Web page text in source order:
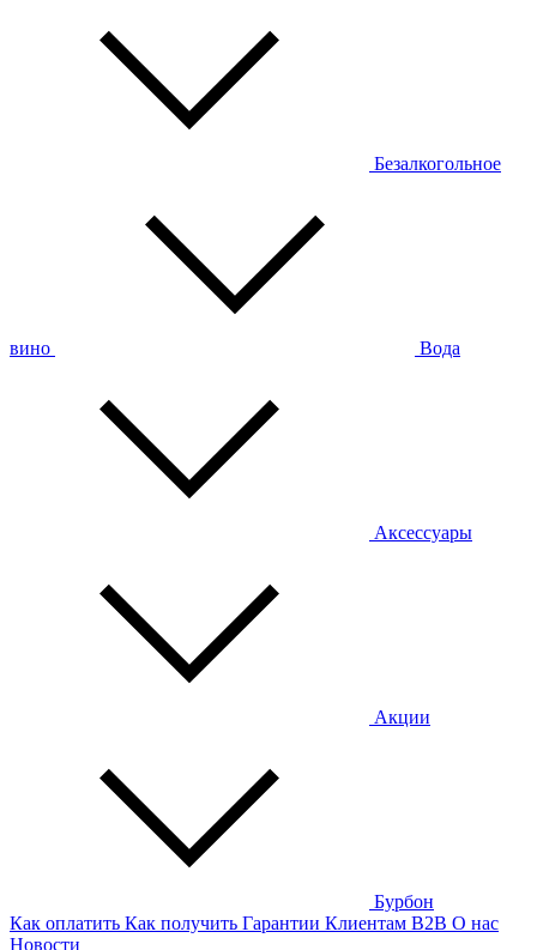
Безалкогольное
вино Вода
Аксессуары
Акции
Бурбон
Как оплатить Как получить Гарантии Клиентам B2B О нас
Новости